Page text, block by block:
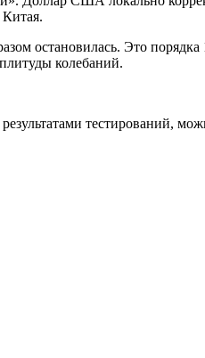
остановилась. Это порядка
колебаний.
тестирований,